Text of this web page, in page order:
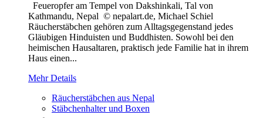
Feueropfer am Tempel von Dakshinkali, Tal von
Kathmandu, Nepal © nepalart.de, Michael Schiel
Räucherstäbchen gehören zum Alltagsgegenstand jedes
Gläubigen Hinduisten und Buddhisten. Sowohl bei den
heimischen Hausaltaren, praktisch jede Familie hat in ihrem
Haus einen...
Mehr Details
Räucherstäbchen aus Nepal
Stäbchenhalter und Boxen